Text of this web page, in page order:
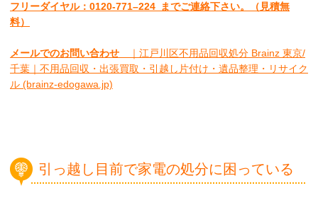
フリーダイヤル：0120-771–224 までご連絡下さい。
（見積無
料）
メールでのお問い合わせ
｜江戸川区不用品回収処分 Brainz 東京/
千葉｜不用品回収・出張買取・引越し片付け・遺品整理・リサイク
ル (brainz-edogawa.jp)
引っ越し目前で家電の処分に困っている